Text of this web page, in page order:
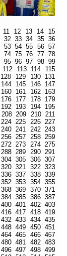
11 12 13 14
15
32 33 34 35 36
53 54 55 56 57
74 75 76 77 78
95 96 97 98 99
112 113 114
115
128 129 130
131
144 145 146
147
160 161 162
163
176 177 178
179
192 193 194
195
208 209 210 211
224 225 226 227
240 241 242 243
256 257 258 259
272 273 274 275
288 289 290 291
304 305 306 307
320 321 322 323
336 337 338 339
352 353 354 355
368 369 370 371
384 385 386 387
400 401 402 403
416 417 418 419
432 433 434 435
448 449 450 451
464 465 466 467
480 481 482 483
496 497 498 499